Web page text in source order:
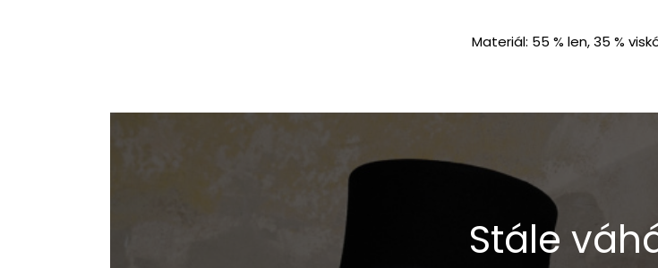
Materiál: 55 % len, 35 %
Stále